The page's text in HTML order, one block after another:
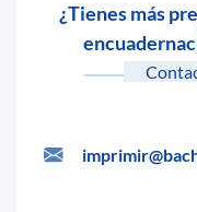
¿Tienes más